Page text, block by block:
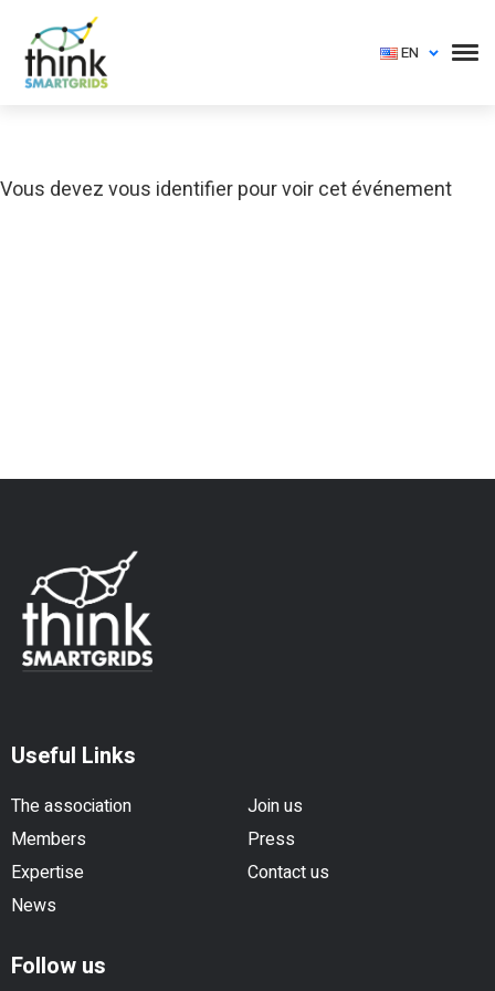
EN
Vous devez vous identifier pour voir cet événement
Vous devez vous identifier pour voir cet événement
Useful Links
The association
Join us
Members
Press
Expertise
Contact us
News
Follow us